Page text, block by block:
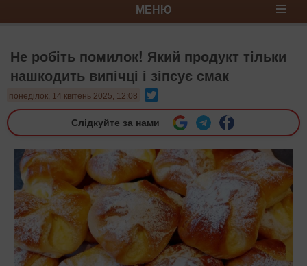
МЕНЮ
Не робіть помилок! Який продукт тільки
нашкодить випічці і зіпсує смак
понеділок, 14 квітень 2025, 12:08
Слідкуйте за нами